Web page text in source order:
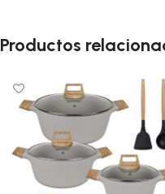
Productos